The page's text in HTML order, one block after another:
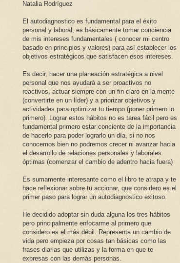
Natalia Rodríguez
El autodiagnostico es fundamental para el éxito
personal y laboral, es básicamente tomar conciencia
de mis intereses fundamentales ( conocer mi centro
basado en principios y valores) para así establecer los
objetivos estratégicos que satisfacen esos intereses.
Es decir, hacer una planeación estratégica a nivel
personal que nos ayudará a ser proactivos no
reactivos, actuar siempre con un fin claro en la mente
(convertirte en un líder) y a priorizar objetivos y
actividades para optimizar tu tiempo (poner primero lo
primero). Lograr estos hábitos no es tarea fácil pero es
fundamental primero estar conciente de la importancia
de hacerlo para poder lograrlo un día, si no nos
conocemos bien no podremos crecer ni avanzar hacia
el desarrollo de relaciones personales y laborales
óptimas (comenzar el cambio de adentro hacia fuera)
Es sumamente interesante como el libro te atrapa y te
hace reflexionar sobre tu accionar, que considero es el
primer paso para lograr un autodiagnostico exitoso.
He decidido adoptar sin duda alguna los tres hábitos
pero principalmente enfocarme al primero que
considero es el más débil. Representa un cambio de
vida pero empieza por cosas tan básicas como las
frases diarias que utilizas y la forma en que te
expresas con las demás personas.